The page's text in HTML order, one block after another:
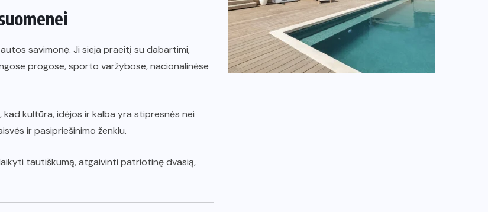
savimonę. Ji sieja praeitį su dabartimi,
progose, sporto varžybose, nacionalinėse
kultūra, idėjos ir kalba yra stipresnės nei
ir pasipriešinimo ženklu.
tautiškumą, atgaivinti patriotinę dvasią,